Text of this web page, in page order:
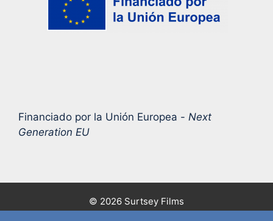
Financiado por la Unión Europea - Next
Generation EU
© 2026 Surtsey Films